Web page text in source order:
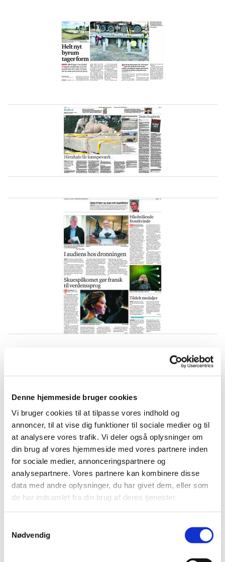
Denne hjemmeside bruger cookies
Vi bruger cookies til at tilpasse vores indhold og
annoncer, til at vise dig funktioner til sociale medier og til
at analysere vores trafik. Vi deler også oplysninger om
din brug af vores hjemmeside med vores partnere inden
for sociale medier, annonceringspartnere og
analysepartnere. Vores partnere kan kombinere disse
data med andre oplysninger, du har givet dem, eller som
de har indsamlet fra din brug af deres tjenester.
Nødvendig